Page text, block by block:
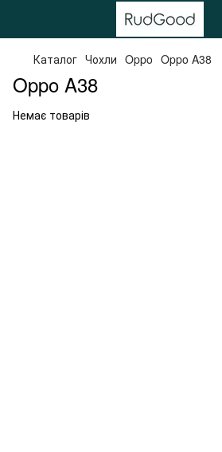
Каталог Чохли Oppo Oppo A38
Oppo A38
Немає товарів